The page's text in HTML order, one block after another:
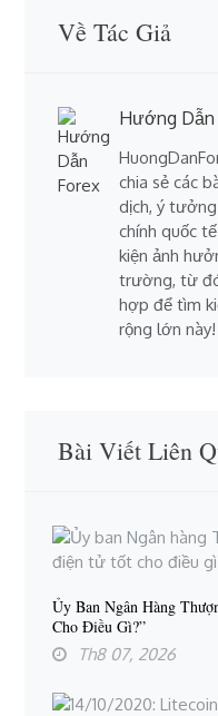
Về Tác Giả
Hướng Dẫn
chia sẻ các
dịch, ý
chính quốc
kiện ảnh
trường, từ
hợp để tìm
rộng lớn này!
Bài Viết Liên
Ủy Ban Ngân Hàng
Cho Điều Gì?”
Th8 07, 2026